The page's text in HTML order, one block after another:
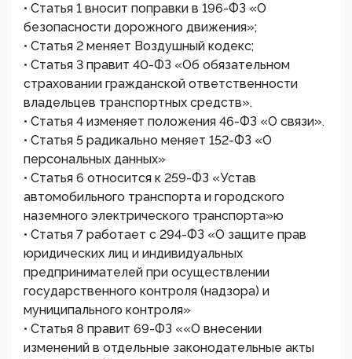
• Статья 1 вносит поправки в 196-ФЗ «О
безопасности дорожного движения»;
• Статья 2 меняет Воздушный кодекс;
• Статья 3 правит 40-ФЗ «Об обязательном
страховании гражданской ответственности
владельцев транспортных средств».
• Статья 4 изменяет положения 46-ФЗ «О связи».
• Статья 5 радикально меняет 152-ФЗ «О
персональных данных»
• Статья 6 относится к 259-ФЗ «Устав
автомобильного транспорта и городского
наземного электрического транспорта»ю
• Статья 7 работает с 294-ФЗ «О защите прав
юридических лиц и индивидуальных
предпринимателей при осуществлении
государственного контроля (надзора) и
муниципального контроля»
• Статья 8 правит 69-ФЗ ««О внесении
изменений в отдельные законодательные акты